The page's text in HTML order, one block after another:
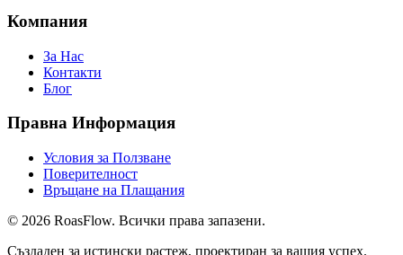
Компания
За Нас
Контакти
Блог
Правна Информация
Условия за Ползване
Поверителност
Връщане на Плащания
© 2026 RoasFlow. Всички права запазени.
Създаден за истински растеж, проектиран за вашия успех.